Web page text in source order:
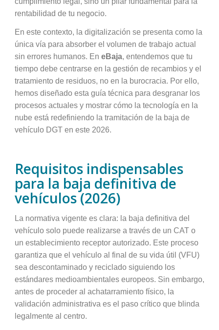
rentabilidad de tu negocio.
En este contexto, la digitalización se presenta como la
única vía para absorber el volumen de trabajo actual
sin errores humanos. En eBaja, entendemos que tu
tiempo debe centrarse en la gestión de recambios y el
tratamiento de residuos, no en la burocracia. Por ello,
hemos diseñado esta guía técnica para desgranar los
procesos actuales y mostrar cómo la tecnología en la
nube está redefiniendo la tramitación de la baja de
vehículo DGT en este 2026.
Requisitos indispensables
para la baja definitiva de
vehículos (2026)
La normativa vigente es clara: la baja definitiva del
vehículo solo puede realizarse a través de un CAT o
un establecimiento receptor autorizado. Este proceso
garantiza que el vehículo al final de su vida útil (VFU)
sea descontaminado y reciclado siguiendo los
estándares medioambientales europeos. Sin embargo,
antes de proceder al achatarramiento físico, la
validación administrativa es el paso crítico que blinda
legalmente al centro.